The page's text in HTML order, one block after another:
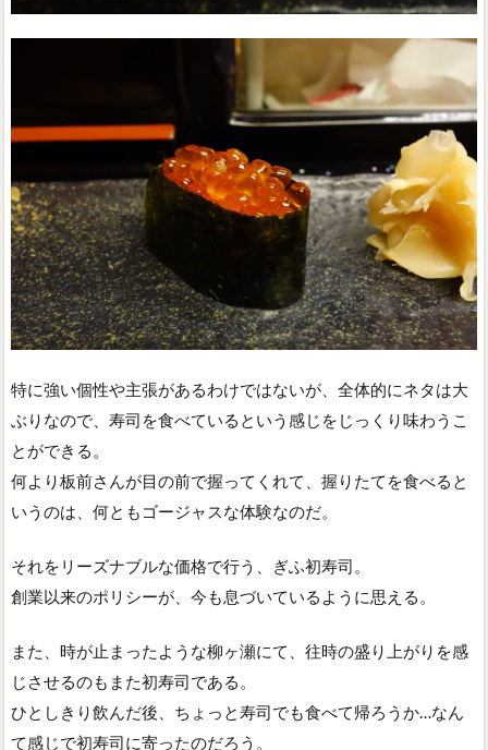
特に強い個性や主張があるわけではないが、全体的にネタは大
ぶりなので、寿司を食べているという感じをじっくり味わうこ
とができる。
何より板前さんが目の前で握ってくれて、握りたてを食べると
いうのは、何ともゴージャスな体験なのだ。
それをリーズナブルな価格で行う、ぎふ初寿司。
創業以来のポリシーが、今も息づいているように思える。
また、時が止まったような柳ヶ瀬にて、往時の盛り上がりを感
じさせるのもまた初寿司である。
ひとしきり飲んだ後、ちょっと寿司でも食べて帰ろうか…なん
て感じで初寿司に寄ったのだろう。